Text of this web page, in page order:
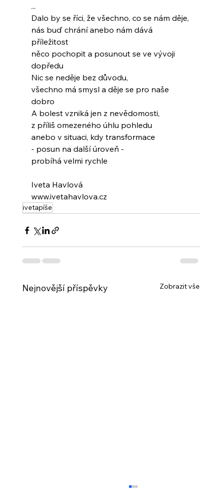
...
Dalo by se říci, že všechno, co se nám děje,
nás buď chrání anebo nám dává
příležitost
něco pochopit a posunout se ve vývoji
dopředu
Nic se neděje bez důvodu,
všechno má smysl a děje se pro naše
dobro
A bolest vzniká jen z nevědomosti,
z příliš omezeného úhlu pohledu
anebo v situaci, kdy transformace
- posun na další úroveň -
probíhá velmi rychle
Iveta Havlová
www.ivetahavlova.cz
ivetapíše
Nejnovější příspěvky Zobrazit vše